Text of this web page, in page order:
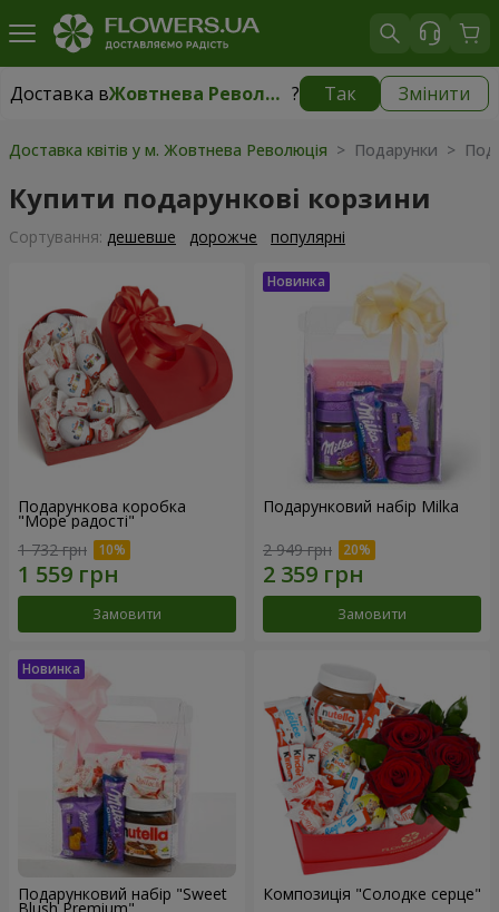
Доставка в Жовтнева Революція ? Так Змінити
Доставка вЖовтнева Революція безкоштовно
Доставка квітів у м. Жовтнева Революція > Подарунки >
Купити подарункові корзини
Сортування: дешевше дорожче популярні
Подарункова коробка
"Море радості"
1 732 грн
Замовити
Подарунковий набір Milka
2 949 грн
Замовити
Подарунковий набір "Sweet
Blush Premium"
Композиція "Солодке серце"